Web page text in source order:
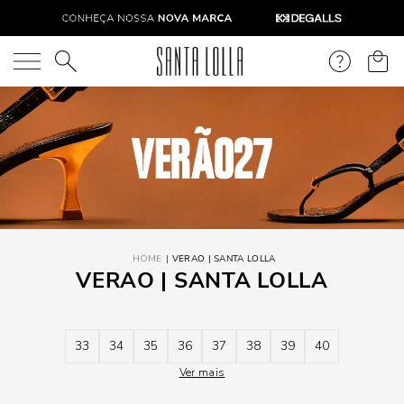
O que você está procurando?
VERAO | SANTA LOLLA
VERAO | SANTA LOLLA
33 34 35 36 37 38 39 40
Ver mais